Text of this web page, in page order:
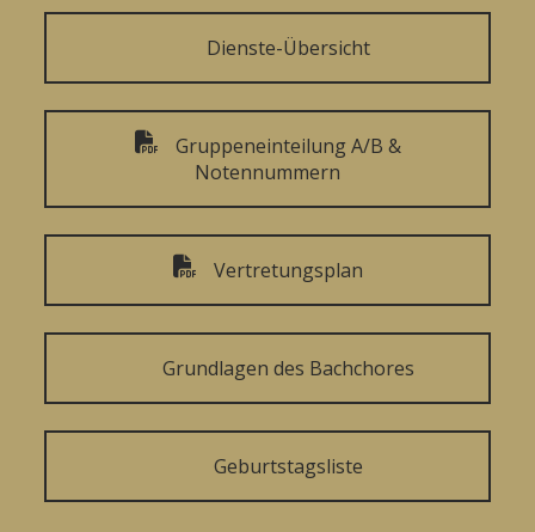
Dienste-Übersicht
Gruppeneinteilung A/B &
Notennummern
Vertretungsplan
Grundlagen des Bachchores
Geburtstagsliste